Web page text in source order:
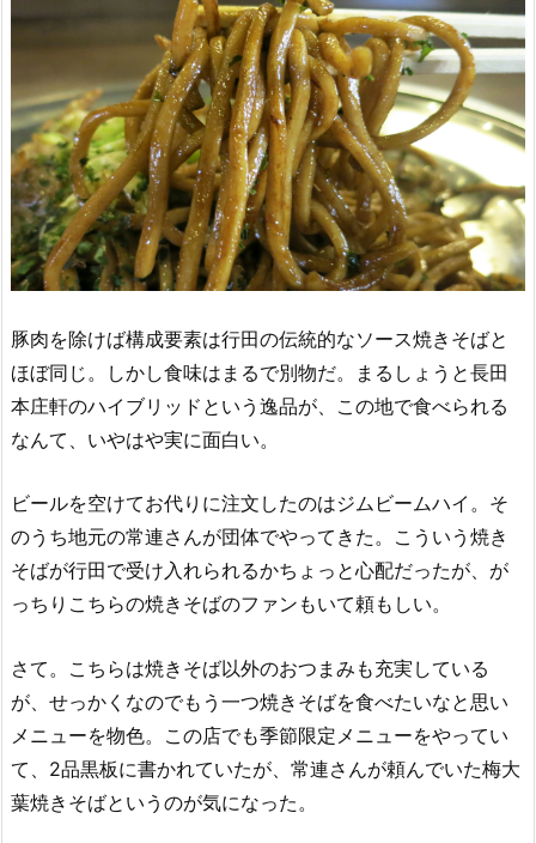
豚肉を除けば構成要素は行田の伝統的なソース焼きそばと
ほぼ同じ。しかし食味はまるで別物だ。まるしょうと長田
本庄軒のハイブリッドという逸品が、この地で食べられる
なんて、いやはや実に面白い。
ビールを空けてお代りに注文したのはジムビームハイ。そ
のうち地元の常連さんが団体でやってきた。こういう焼き
そばが行田で受け入れられるかちょっと心配だったが、が
っちりこちらの焼きそばのファンもいて頼もしい。
さて。こちらは焼きそば以外のおつまみも充実している
が、せっかくなのでもう一つ焼きそばを食べたいなと思い
メニューを物色。この店でも季節限定メニューをやってい
て、2品黒板に書かれていたが、常連さんが頼んでいた梅大
葉焼きそばというのが気になった。